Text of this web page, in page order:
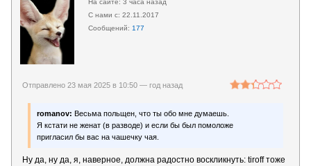
3 часа назад
22.11.2017
177
Отправлено 23 мая 2025 в 10:50 — год назад
romanov: Весьма польщен, что ты обо мне думаешь.
Я кстати не женат (в разводе) и если бы был помоложе
пригласил бы вас на чашечку чая.
Ну да, ну да, я, наверное, должна радостно воскликнуть: tiroff тоже